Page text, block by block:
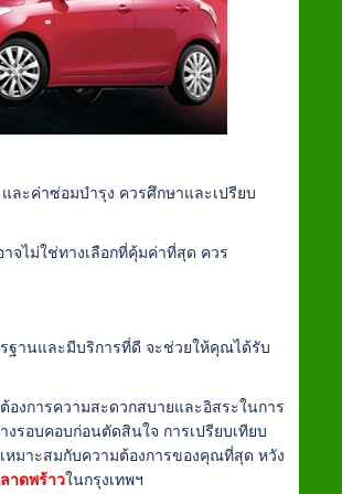
ละค่าซ่อมบำรุง ควรศึกษาและเปรียบ
จไม่ใช่ทางเลือกที่คุ้มค่าที่สุด ควร
ฐานและมีบริการที่ดี จะช่วยให้คุณได้รับ
องการความสะดวกสบายและอิสระในการ
รอบคอบก่อนตัดสินใจ การเปรียบเทียบ
หมาะสมกับความต้องการของคุณที่สุด หวัง
าดพร้าวในกรุงเทพฯ